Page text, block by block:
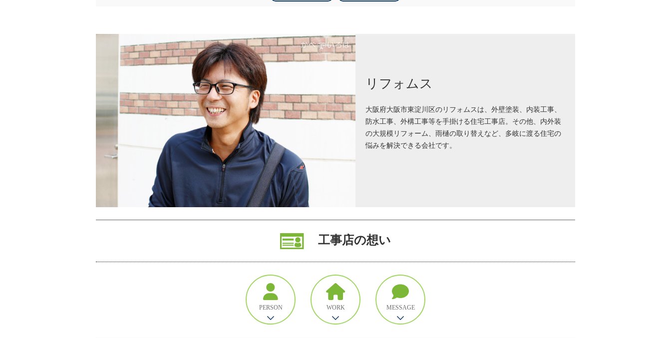
リフォムス
大阪府大阪市東淀川区のリフォムスは、外壁塗装、内装工事、
防水工事、外構工事等を手掛ける住宅工事店。その他、内外装
の大規模リフォーム、雨樋の取り替えなど、多岐に渡る住宅の
悩みを解決できる会社です。
工事店の想い
PERSON WORK MESSAGE